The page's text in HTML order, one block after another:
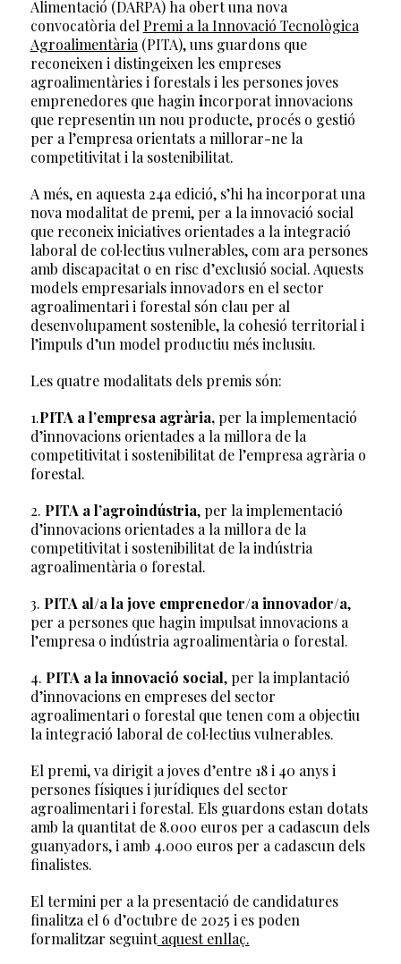
Alimentació (DARPA) ha obert una nova
convocatòria del Premi a la Innovació Tecnològica
Agroalimentària (PITA), uns guardons que
reconeixen i distingeixen les empreses
agroalimentàries i forestals i les persones joves
emprenedores que hagin incorporat innovacions
que representin un nou producte, procés o gestió
per a l’empresa orientats a millorar-ne la
competitivitat i la sostenibilitat.
A més, en aquesta 24a edició, s’hi ha incorporat una
nova modalitat de premi, per a la innovació social
que reconeix iniciatives orientades a la integració
laboral de col·lectius vulnerables, com ara persones
amb discapacitat o en risc d’exclusió social. Aquests
models empresarials innovadors en el sector
agroalimentari i forestal són clau per al
desenvolupament sostenible, la cohesió territorial i
l’impuls d’un model productiu més inclusiu.
Les quatre modalitats dels premis són:
1.PITA a l’empresa agrària,per la implementació
d’innovacions orientades a la millora de la
competitivitat i sostenibilitat de l’empresa agrària o
forestal.
2. PITA a l’agroindústria, per la implementació
d’innovacions orientades a la millora de la
competitivitat i sostenibilitat de la indústria
agroalimentària o forestal.
3. PITA al/a la jove emprenedor/a innovador/a,
per a persones que hagin impulsat innovacions a
l’empresa o indústria agroalimentària o forestal.
4. PITA a la innovació social, per la implantació
d’innovacions en empreses del sector
agroalimentari o forestal que tenen com a objectiu
la integració laboral de col·lectius vulnerables.
El premi, va dirigit a joves d’entre 18 i 40 anys i
persones físiques i jurídiques del sector
agroalimentari i forestal. Els guardons estan dotats
amb la quantitat de 8.000 euros per a cadascun dels
guanyadors, i amb 4.000 euros per a cadascun dels
finalistes.
El termini per a la presentació de candidatures
finalitza el 6 d’octubre de 2025 i es poden
formalitzar seguintaquest enllaç.